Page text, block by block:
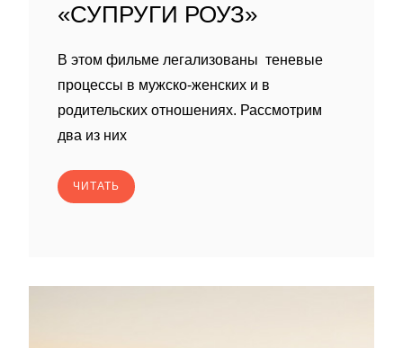
«СУПРУГИ РОУЗ»
В этом фильме легализованы теневые
процессы в мужско-женских и в
родительских отношениях. Рассмотрим
два из них
ЧИТАТЬ